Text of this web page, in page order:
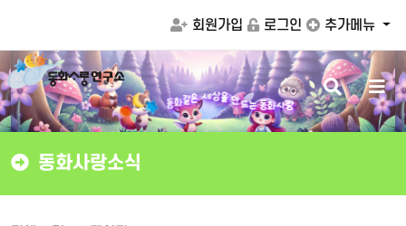
회원가입 로그인 추가메뉴
동화같은 세상을 만드는 동화사랑
검
색
버
튼
메
뉴
버
튼
동화사랑소식